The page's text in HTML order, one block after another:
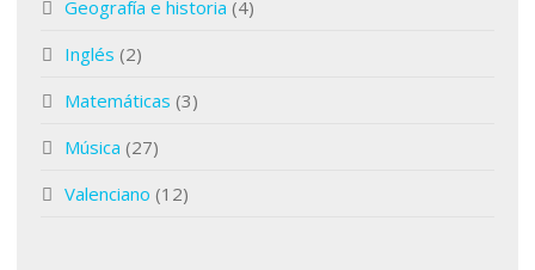
Geografía e historia (4)
Inglés (2)
Matemáticas (3)
Música (27)
Valenciano (12)